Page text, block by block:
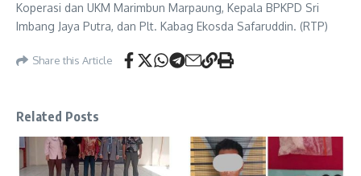
Koperasi dan UKM Marimbun Marpaung, Kepala BPKPD Sri
Imbang Jaya Putra, dan Plt. Kabag Ekosda Safaruddin. (RTP)
Share this Article
Related Posts